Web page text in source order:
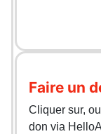
Faire un
Cliquer sur,
don via